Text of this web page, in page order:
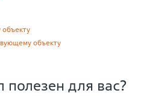
объекту
для вас?